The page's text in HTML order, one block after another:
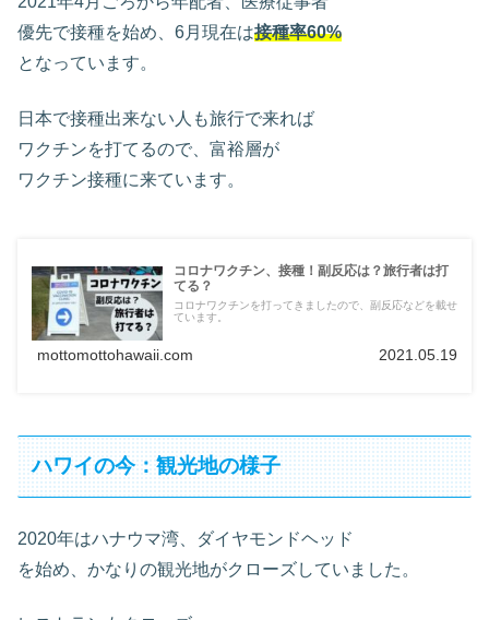
優先で接種を始め、6月現在は接種率60%
となっています。
日本で接種出来ない人も旅行で来れば
ワクチンを打てるので、富裕層が
ワクチン接種に来ています。
コロナワクチン、接種！副反応は？旅行者は打
てる？
コロナワクチンを打ってきましたので、副反応などを載せ
ています。
mottomottohawaii.com 2021.05.19
ハワイの今：観光地の様子
2020年はハナウマ湾、ダイヤモンドヘッド
を始め、かなりの観光地がクローズしていました。